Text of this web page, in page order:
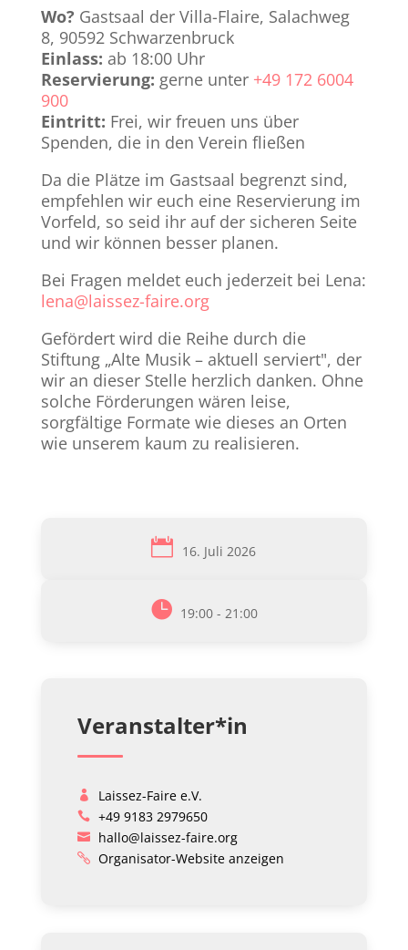
Wo? Gastsaal der Villa-Flaire, Salachweg
8, 90592 Schwarzenbruck
Einlass: ab 18:00 Uhr
Reservierung: gerne unter +49 172 6004
900
Eintritt: Frei, wir freuen uns über
Spenden, die in den Verein fließen
Da die Plätze im Gastsaal begrenzt sind,
empfehlen wir euch eine Reservierung im
Vorfeld, so seid ihr auf der sicheren Seite
und wir können besser planen.
Bei Fragen meldet euch jederzeit bei Lena:
lena@laissez-faire.org
Gefördert wird die Reihe durch die
Stiftung „Alte Musik – aktuell serviert", der
wir an dieser Stelle herzlich danken. Ohne
solche Förderungen wären leise,
sorgfältige Formate wie dieses an Orten
wie unserem kaum zu realisieren.
16. Juli 2026
19:00 - 21:00
Veranstalter*in
Laissez-Faire e.V.
+49 9183 2979650
hallo@laissez-faire.org
Organisator-Website anzeigen